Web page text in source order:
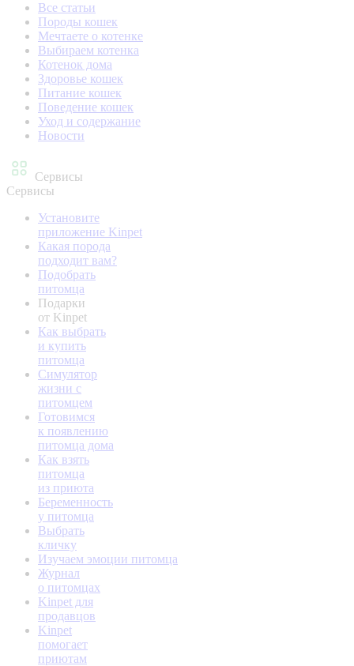
Все статьи
Породы кошек
Мечтаете о котенке
Выбираем котенка
Котенок дома
Здоровье кошек
Питание кошек
Поведение кошек
Уход и содержание
Новости
Сервисы
Сервисы
Установите
приложение Kinpet
Какая порода
подходит вам?
Подобрать
питомца
Подарки
от Kinpet
Как выбрать
и купить
питомца
Симулятор
жизни с
питомцем
Готовимся
к появлению
питомца дома
Как взять
питомца
из приюта
Беременность
у питомца
Выбрать
кличку
Изучаем эмоции питомца
Журнал
о питомцах
Kinpet для
продавцов
Kinpet
помогает
приютам